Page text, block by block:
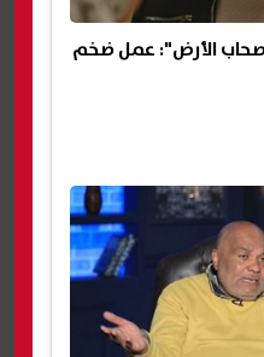
الأرض": عمل ضخم